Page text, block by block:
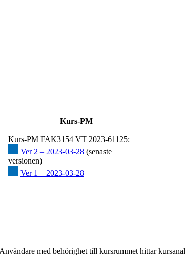
Kurs-PM
Kurs-PM FAK3154 VT 2023-61125:
Ver 2 – 2023-03-28 (senaste
versionen)
Ver 1 – 2023-03-28
med behörighet till kursrummet hittar